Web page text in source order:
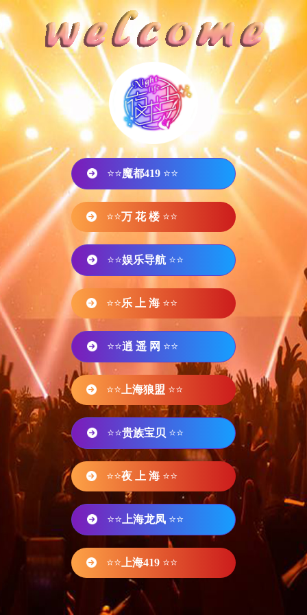
⭐⭐魔都419 ⭐⭐
⭐⭐万 花 楼 ⭐⭐
⭐⭐娱乐导航 ⭐⭐
⭐⭐乐 上 海 ⭐⭐
⭐⭐逍 遥 网 ⭐⭐
⭐⭐ 上海狼盟 ⭐⭐
⭐⭐贵族宝贝 ⭐⭐
⭐⭐夜 上 海 ⭐⭐
⭐⭐ 上海龙凤 ⭐⭐
⭐⭐ 上海419 ⭐⭐